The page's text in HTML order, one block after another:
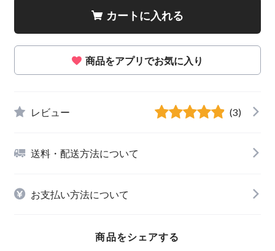
カートに入れる
商品をアプリでお気に入り
レビュー (3)
送料・配送方法について
お支払い方法について
商品をシェアする